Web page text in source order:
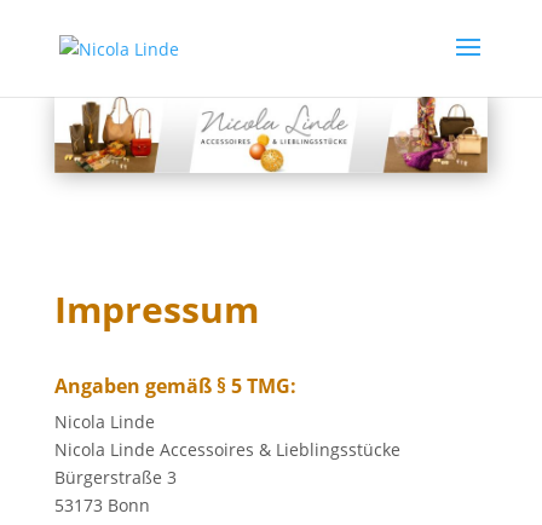
Impressum
Angaben gemäß § 5 TMG:
Nicola Linde
Nicola Linde Accessoires & Lieblingsstücke
Bürgerstraße 3
53173 Bonn